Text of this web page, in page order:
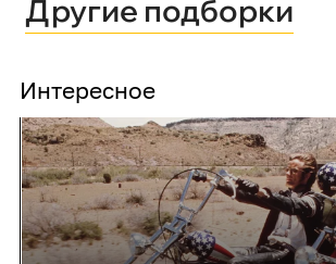
Другие подборки
Интересное